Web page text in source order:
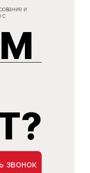
и
с
звонок